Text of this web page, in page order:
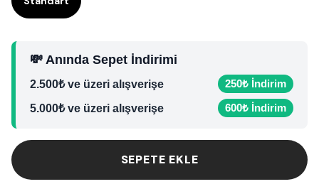
💸 Anında Sepet İndirimi
2.500₺ ve üzeri alışverişe 250₺ İndirim
5.000₺ ve üzeri alışverişe 600₺ İndirim
SEPETE EKLE